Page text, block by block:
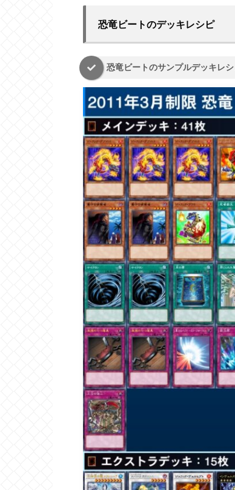
恐竜ビートのデッキレシピ
恐竜ビートのサンプルデッキレ